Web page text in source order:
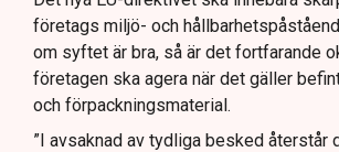
företags miljö- och
om syftet är bra, så är det fortfarande
företagen ska agera när det gäller
och förpackningsmaterial.
”I avsaknad av tydliga besked återstår